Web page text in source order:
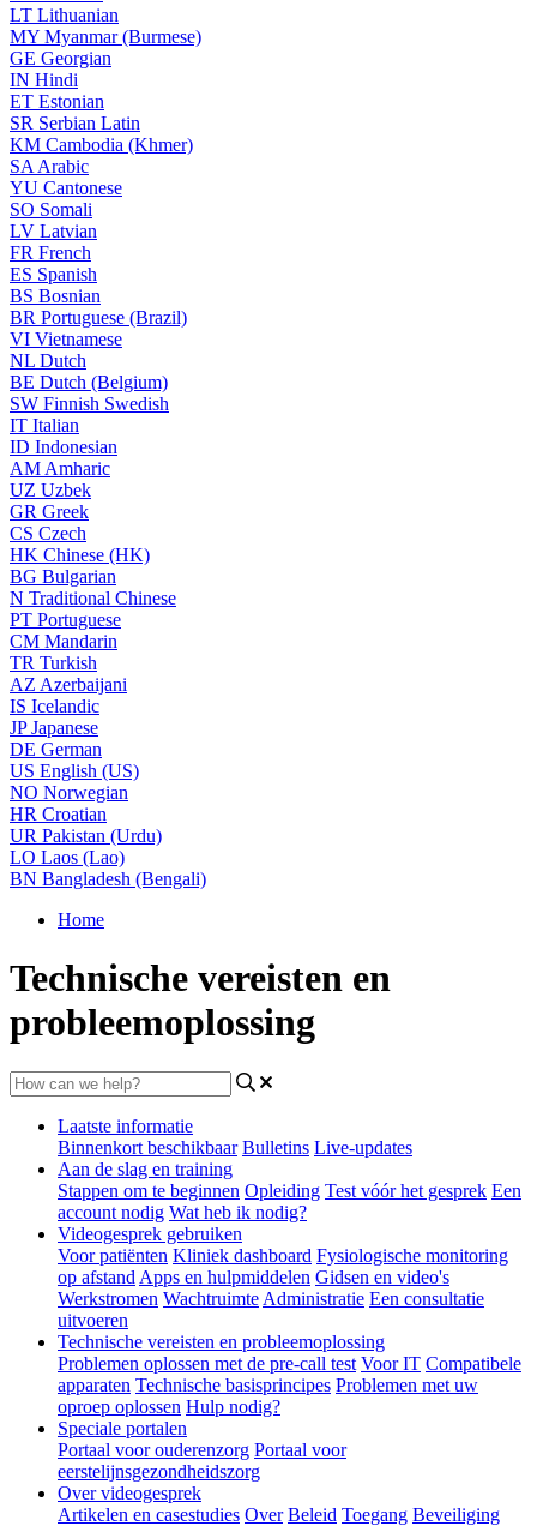
LT Lithuanian
MY Myanmar (Burmese)
GE Georgian
IN Hindi
ET Estonian
SR Serbian Latin
KM Cambodia (Khmer)
SA Arabic
YU Cantonese
SO Somali
LV Latvian
FR French
ES Spanish
BS Bosnian
BR Portuguese (Brazil)
VI Vietnamese
NL Dutch
BE Dutch (Belgium)
SW Finnish Swedish
IT Italian
ID Indonesian
AM Amharic
UZ Uzbek
GR Greek
CS Czech
HK Chinese (HK)
BG Bulgarian
N Traditional Chinese
PT Portuguese
CM Mandarin
TR Turkish
AZ Azerbaijani
IS Icelandic
JPJapanese
DE German
US English (US)
NO Norwegian
HR Croatian
UR Pakistan (Urdu)
LO Laos (Lao)
BN Bangladesh (Bengali)
Home
Technische vereisten en
probleemoplossing
Laatste informatie
Binnenkort beschikbaar Bulletins Live-updates
Aan de slag en training
Stappen om te beginnen Opleiding Test vóór het gesprek Een
account nodig Wat heb ik nodig?
Videogesprek gebruiken
Voor patiënten Kliniek dashboard Fysiologische monitoring
op afstand Apps en hulpmiddelen Gidsen en video's
Werkstromen Wachtruimte Administratie Een consultatie
uitvoeren
Technische vereisten en probleemoplossing
Problemen oplossen met de pre-call test Voor IT Compatibele
apparaten Technische basisprincipes Problemen met uw
oproep oplossen Hulp nodig?
Speciale portalen
Portaal voor ouderenzorg Portaal voor
eerstelijnsgezondheidszorg
Over videogesprek
Artikelen en casestudies Over Beleid Toegang Beveiliging